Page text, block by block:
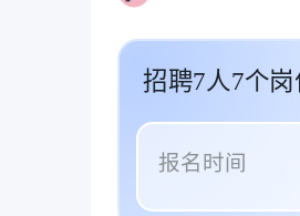
招聘7人7个岗
报名时间